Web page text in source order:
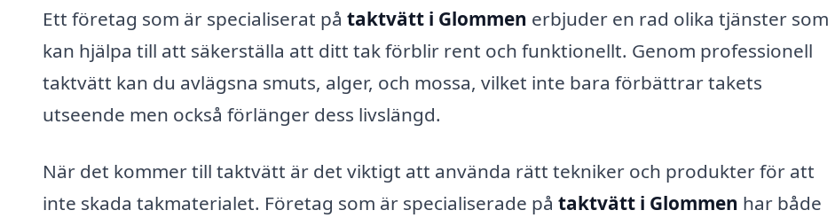
Ett företag som är specialiserat på taktvätt i Glommen erbjuder en rad olika tjänster som
kan hjälpa till att säkerställa att ditt tak förblir rent och funktionellt. Genom professionell
taktvätt kan du avlägsna smuts, alger, och mossa, vilket inte bara förbättrar takets
utseende men också förlänger dess livslängd.
När det kommer till taktvätt är det viktigt att använda rätt tekniker och produkter för att
inte skada takmaterialet. Företag som är specialiserade på taktvätt i Glommen har både